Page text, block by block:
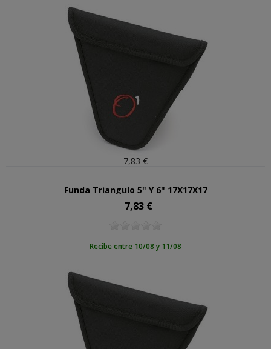
7,83 €
Funda Triangulo 5" Y 6" 17X17X17
Precio
7,83 €
Recibe entre 10/08 y 11/08